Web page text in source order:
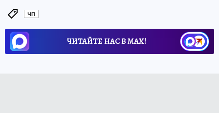
ЧП
ЧИТАЙТЕ НАС В МАХ!